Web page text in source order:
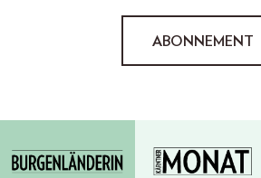
ABONNEMENT